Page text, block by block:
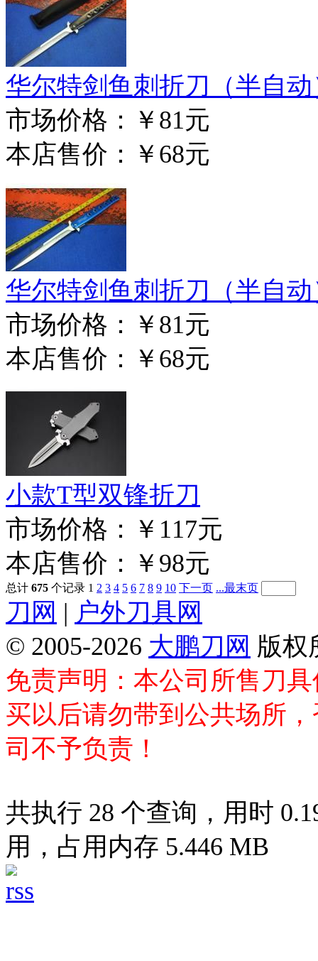
华尔特剑鱼刺折刀（半自
市场价格： ￥81元
本店售价： ￥68元
华尔特剑鱼刺折刀（半自
市场价格： ￥81元
本店售价： ￥68元
小款T型双锋折刀
市场价格： ￥117元
本店售价： ￥98元
总计 675 个记录 1 2 3 4 5 6 7 8 9 10 下一页 ...最末页
刀网 | 户外刀具网
© 2005-2026 大鹏刀网 版权
免责声明：本公司所售刀
买以后请勿带到公共场所
司不予负责！
共执行 28 个查询，用时
用，占用内存 5.446 MB